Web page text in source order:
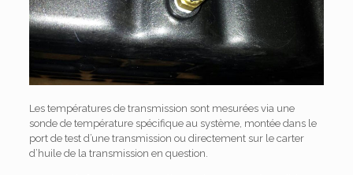
Les températures de transmission sont mesurées via une
sonde de température spécifique au système, montée dans le
port de test d’une transmission ou directement sur le carter
d’huile de la transmission en question.